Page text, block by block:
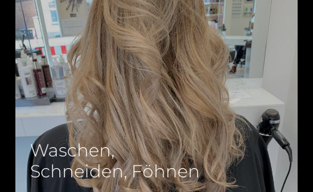
Waschen,
Schneiden, Föhnen